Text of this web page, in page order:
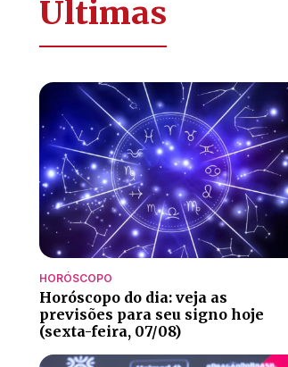
Últimas
HORÓSCOPO
Horóscopo do dia: veja as
previsões para seu signo hoje
(sexta-feira, 07/08)